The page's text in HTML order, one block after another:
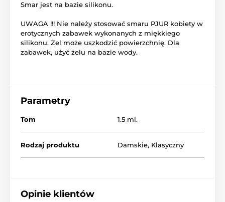
Smar jest na bazie silikonu.
UWAGA !!! Nie należy stosować smaru PJUR kobiety w
erotycznych zabawek wykonanych z miękkiego
silikonu. Żel może uszkodzić powierzchnię. Dla
zabawek, użyć żelu na bazie wody.
Parametry
Tom 1.5 ml.
Rodzaj produktu Damskie, Klasyczny
Opinie klientów